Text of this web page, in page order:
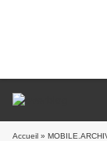
Accueil »